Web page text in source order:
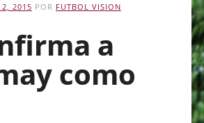
2, 2015 POR FUTBOL VISION
a
como